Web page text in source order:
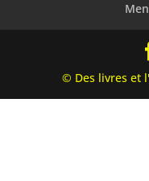
© Des livres et